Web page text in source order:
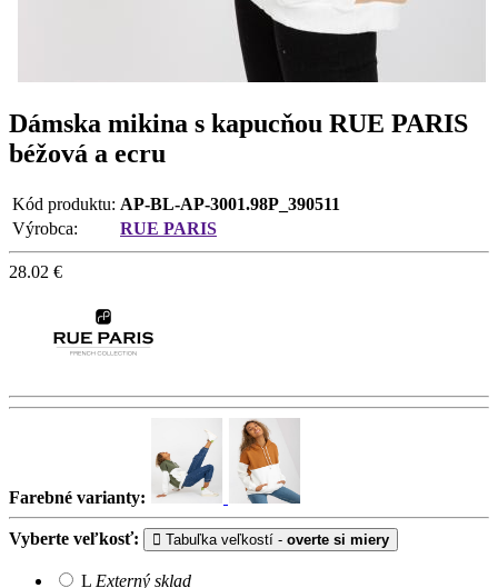
Dámska mikina s kapucňou RUE PARIS
béžová a ecru
Kód produktu: AP-BL-AP-3001.98P_390511
Výrobca:
RUE PARIS
28.02 €
Farebné varianty:
Vyberte veľkosť: Tabuľka veľkostí - overte si miery
L Externý sklad